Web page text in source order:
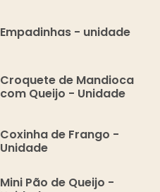
Empadinhas - unidade
Croquete de Mandioca
com Queijo - Unidade
Coxinha de Frango -
Unidade
Mini Pão de Queijo -